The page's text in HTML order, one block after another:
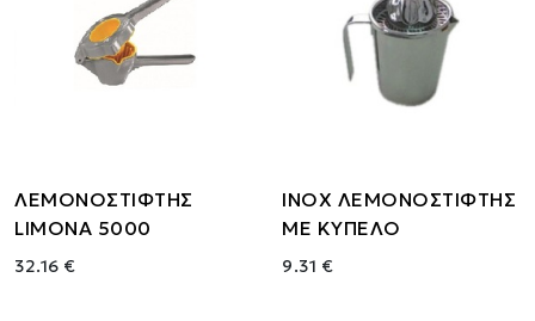
ΛΕΜΟΝΟΣΤΙΦΤΗΣ
LIMONA 5000
32.16 €
ΙΝΟΧ ΛΕΜΟΝΟΣΤΙΦΤΗΣ
ΜΕ ΚΥΠΕΛΟ
9.31 €